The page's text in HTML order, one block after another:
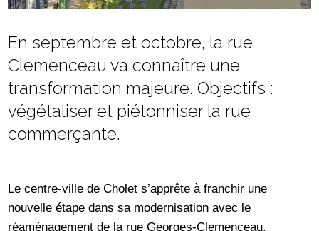
En septembre et octobre, la rue
Clemenceau va connaître une
transformation majeure. Objectifs :
végétaliser et piétonniser la rue
commerçante.
Le centre-ville de Cholet s’apprête à franchir une
nouvelle étape dans sa modernisation avec le
réaménagement de la rue Georges-Clemenceau.